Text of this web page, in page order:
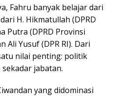
Fahru banyak belajar dari
H. Hikmatullah (DPRD
Putra (DPRD Provinsi
Ali Yusuf (DPR RI). Dari
nilai penting: politik
jabatan.
yang didominasi